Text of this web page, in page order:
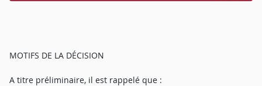
MOTIFS DE LA DÉCISION
A titre préliminaire, il est rappelé que :